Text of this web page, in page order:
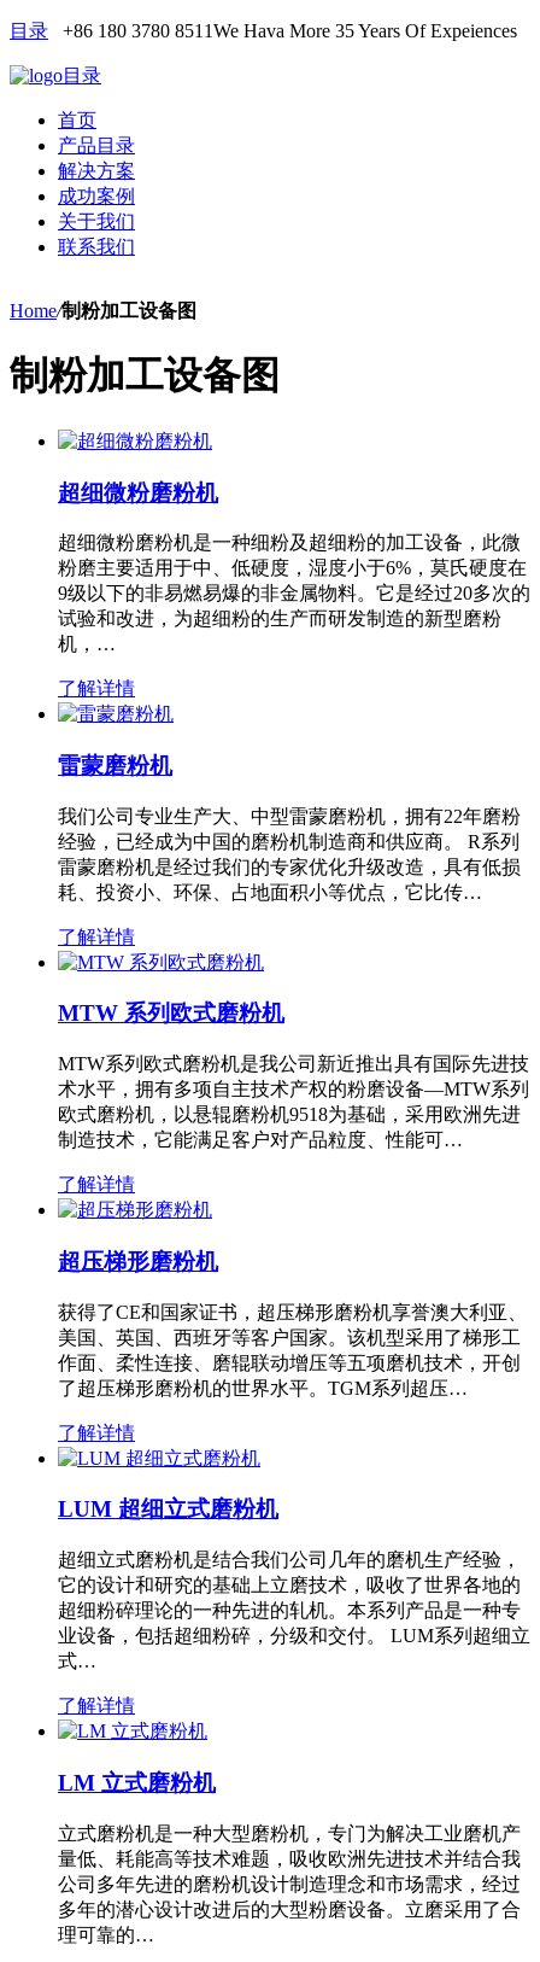
目录 +86 180 3780 8511We Hava More 35 Years Of Expeiences
目录
首页
产品目录
解决方案
成功案例
关于我们
联系我们
Home/制粉加工设备图
制粉加工设备图
超细微粉磨粉机
超细微粉磨粉机是一种细粉及超细粉的加工设备，此微
粉磨主要适用于中、低硬度，湿度小于6%，莫氏硬度在
9级以下的非易燃易爆的非金属物料。它是经过20多次的
试验和改进，为超细粉的生产而研发制造的新型磨粉
机，…
了解详情
雷蒙磨粉机
我们公司专业生产大、中型雷蒙磨粉机，拥有22年磨粉
经验，已经成为中国的磨粉机制造商和供应商。 R系列
雷蒙磨粉机是经过我们的专家优化升级改造，具有低损
耗、投资小、环保、占地面积小等优点，它比传…
了解详情
MTW 系列欧式磨粉机
MTW系列欧式磨粉机是我公司新近推出具有国际先进技
术水平，拥有多项自主技术产权的粉磨设备—MTW系列
欧式磨粉机，以悬辊磨粉机9518为基础，采用欧洲先进
制造技术，它能满足客户对产品粒度、性能可…
了解详情
超压梯形磨粉机
获得了CE和国家证书，超压梯形磨粉机享誉澳大利亚、
美国、英国、西班牙等客户国家。该机型采用了梯形工
作面、柔性连接、磨辊联动增压等五项磨机技术，开创
了超压梯形磨粉机的世界水平。TGM系列超压…
了解详情
LUM 超细立式磨粉机
超细立式磨粉机是结合我们公司几年的磨机生产经验，
它的设计和研究的基础上立磨技术，吸收了世界各地的
超细粉碎理论的一种先进的轧机。本系列产品是一种专
业设备，包括超细粉碎，分级和交付。 LUM系列超细立
式…
了解详情
LM 立式磨粉机
立式磨粉机是一种大型磨粉机，专门为解决工业磨机产
量低、耗能高等技术难题，吸收欧洲先进技术并结合我
公司多年先进的磨粉机设计制造理念和市场需求，经过
多年的潜心设计改进后的大型粉磨设备。立磨采用了合
理可靠的…